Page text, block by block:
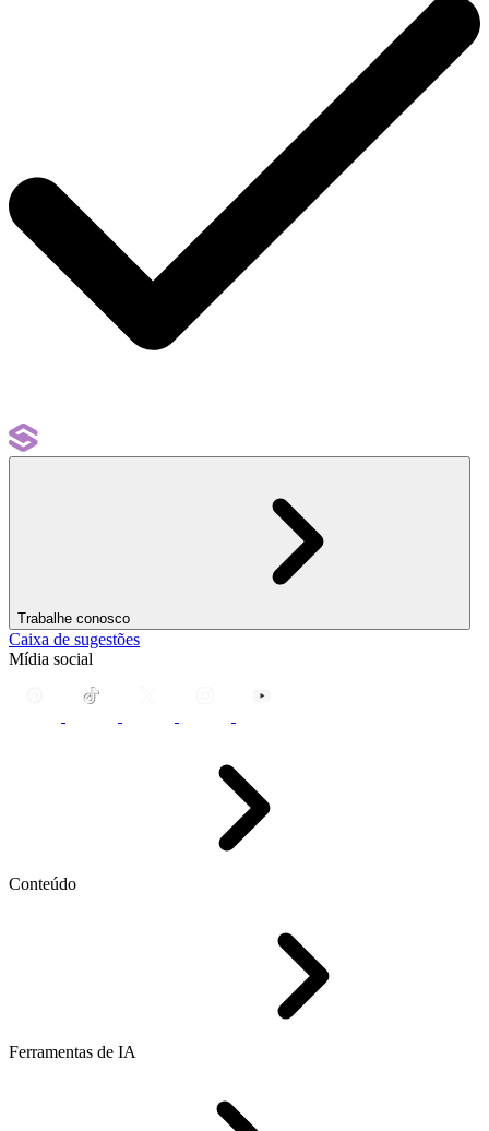
Trabalhe conosco
Caixa de sugestões
Mídia social
Conteúdo
Ferramentas de IA